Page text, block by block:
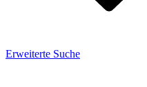
Erweiterte Suche